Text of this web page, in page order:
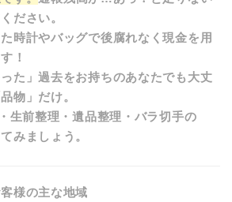
ださい。
時計やバッグで後腐れなく現金を用
！
った」過去をお持ちのあなたでも大丈
物」だけ。
生前整理・遺品整理・バラ切手の
みましょう。
様の主な地域